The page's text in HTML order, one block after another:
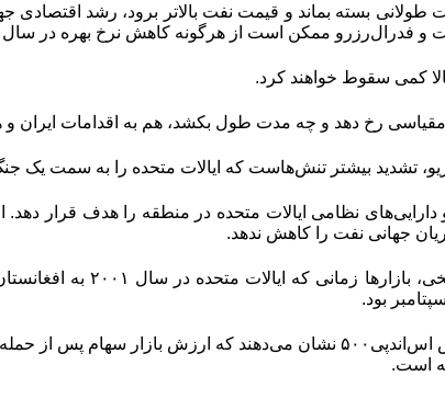
طولانی بسته بماند و قیمت نفت بالاتر برود، رشد
و فدرال‌‌‌رزرو ممکن است از هرگونه کاهش نرخ بهره در
کمی سقوط خواهند کرد.
مقیاسی رخ دهد و چه مدت طول بکشد، هم به اقدامات ایران
تشدید بیشتر تنش‌‌‌هاست که ایالات متحده را به سمت یک
و دارایی‌‌‌های نظامی ایالات متحده در منطقه را هدف قرار
جهانی نفت را کاهش ندهد.
با توجه به روندهای